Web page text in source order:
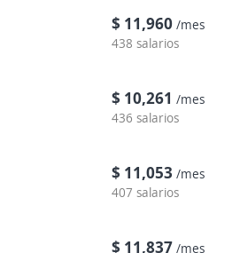
$ 11,960 /mes
438 salarios
$ 10,261 /mes
436 salarios
$ 11,053 /mes
407 salarios
$ 11,837 /mes